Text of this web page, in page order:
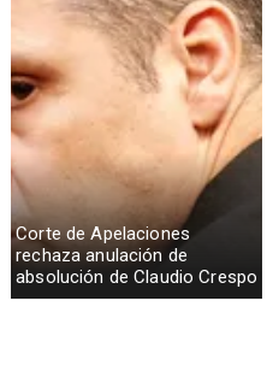
Corte de Apelaciones
rechaza anulación de
absolución de Claudio Crespo